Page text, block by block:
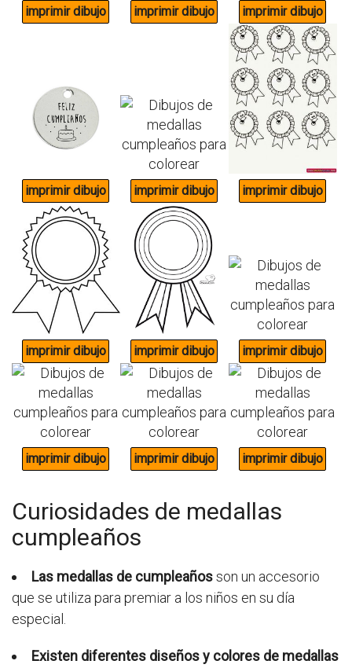
Curiosidades de medallas
cumpleaños
Las medallas de cumpleañosson un accesorio
que se utiliza para premiar a los niños en su día
especial.
Existen diferentes diseños y colores de medallas